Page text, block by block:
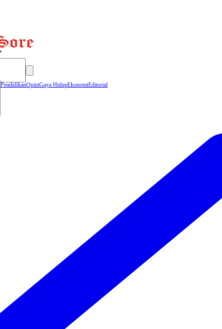
PendidikanOpiniGaya HidupEkonomiEditorial